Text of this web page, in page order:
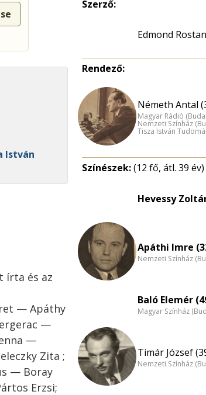
István
írta és az
— Apáthy
—
—
Zita ;
— Boray
Erzsi;
Szerző:
Edmond
Rendező:
Németh Antal
Magyar Rádió
Nemzeti Színház
Tisza István
Színészek:(12 fő, átl. 39 év)
Hevessy
Apáthi Imre
Nemzeti Színház
Baló Elemér
Magyar Színház
Timár József
Nemzeti Színház